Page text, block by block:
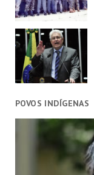
POVOS INDÍGENAS